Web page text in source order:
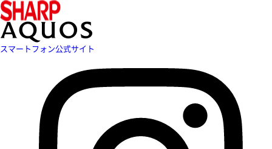
スマートフォン公式サイト